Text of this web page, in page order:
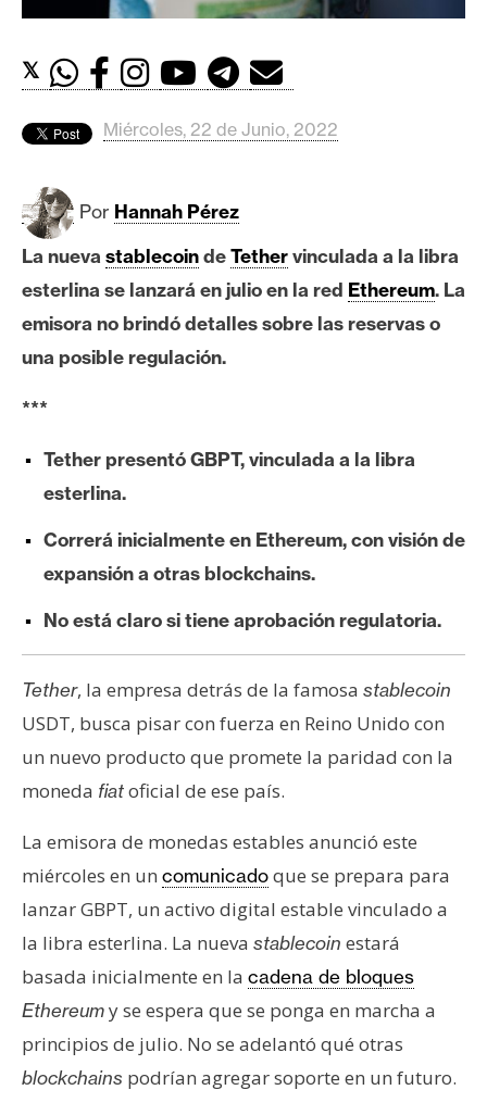
o
i
c
o
i
n
t
e
r
u
m
I
A
A
á
l
i
i
s
N
o
𝕏
Miércoles, 22 de Junio, 2022
Por Hannah Pérez
La nueva stablecoindeTethervinculada a la libra
esterlina se lanzará en julio en la red Ethereum. La
emisora no brindó detalles sobre las reservas o
una posible regulación.
***
Tether presentó GBPT, vinculada a la libra
esterlina.
Correrá inicialmente en Ethereum, con visión de
expansión a otras blockchains.
No está claro si tiene aprobación regulatoria.
Tether, la empresa detrás de la famosa stablecoin
USDT, busca pisar con fuerza en Reino Unido con
un nuevo producto que promete la paridad con la
moneda fiatoficial de ese país.
La emisora de monedas estables anunció este
miércoles en un comunicadoque se prepara para
lanzar GBPT, un activo digital estable vinculado a
la libra esterlina. La nueva stablecoin estará
basada inicialmente en la cadena de bloques
Ethereumy se espera que se ponga en marcha a
principios de julio. No se adelantó qué otras
blockchains podrían agregar soporte en un futuro.